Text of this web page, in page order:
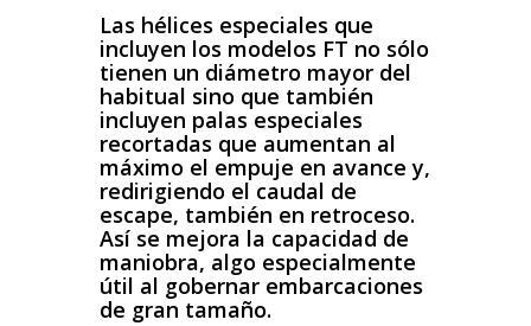
Las hélices especiales que
incluyen los modelos FT no sólo
tienen un diámetro mayor del
habitual sino que también
incluyen palas especiales
recortadas que aumentan al
máximo el empuje en avance y,
redirigiendo el caudal de
escape, también en retroceso.
Así se mejora la capacidad de
maniobra, algo especialmente
útil al gobernar embarcaciones
de gran tamaño.